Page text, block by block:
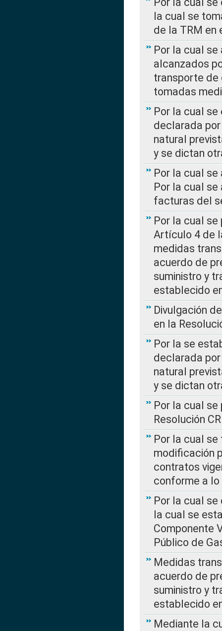
la cual se
de la TRM en
Por la cual
alcanzados
transporte de
tomadas
Por la cual
declarada
natural
y se dictan
Por la cual se
Por la cual
facturas del
Por la cual
Artículo 4 de
medidas
acuerdo de
suministro y
establecido
Divulgación
en la
Por la se
declarada
natural
y se dictan
Por la cual
Resolución
Por la cual
modificación
contratos
conforme a lo
Por la cual se
la cual se
Componente
Público de
Medidas
acuerdo de
suministro y
establecido
Mediante la